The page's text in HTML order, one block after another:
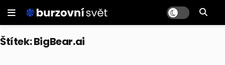
Štítek:BigBear.ai